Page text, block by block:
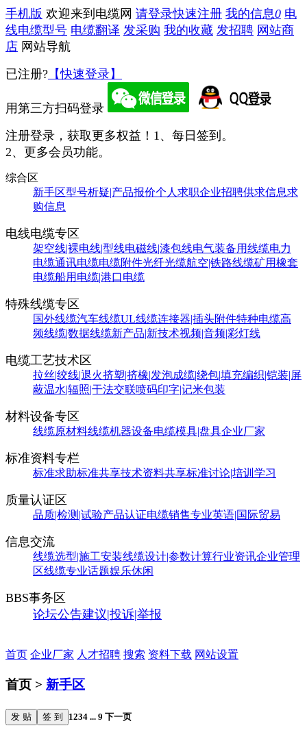
手机版 欢迎来到电缆网 请登录快速注册 我的信息0 电
线电缆型号 电缆翻译 发采购 我的收藏 发招聘 网站商
店 网站导航
已注册? 【快速登录】
用第三方扫码登录
注册登录，获取更多权益！ 1、每日签到。
2、更多会员功能。
综合区
新手区型号析疑|产品报价个人求职企业招聘供求信息求
购信息
电线电缆专区
架空线|裸电线|型线电磁线|漆包线电气装备用线缆电力
电缆通讯电缆电缆附件光纤光缆航空|铁路线缆矿用橡套
电缆船用电缆|港口电缆
特殊线缆专区
国外线缆汽车线缆UL线缆连接器|插头附件特种电缆高
频线缆|数据线缆新产品|新技术视频|音频|彩灯线
电缆工艺技术区
拉丝|绞线|退火挤塑|挤橡|发泡成缆|绕包|填充编织|铠装|屏
蔽温水|辐照|干法交联喷码印字|记米包装
材料设备专区
线缆原材料线缆机器设备电缆模具|盘具企业厂家
标准资料专栏
标准求助标准共享技术资料共享标准讨论|培训学习
质量认证区
品质|检测|试验产品认证电缆销售专业英语|国际贸易
信息交流
线缆选型|施工安装线缆设计|参数计算行业资讯企业管理
区线缆专业话题娱乐休闲
BBS事务区
论坛公告建议|投诉|举报
首页 企业厂家 人才招聘 搜索 资料下载 网站设置
首页 > 新手区
发 贴 签 到 1234 ... 9 下一页